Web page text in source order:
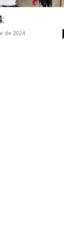
de 2024